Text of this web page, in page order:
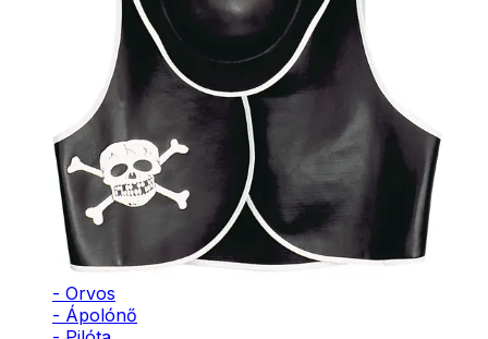
- Angyal
- Csontváz
- Ördög
- Bohóc
- Vámpír
- Kaszás
- Szellem
- Cowboy
- Cowgirl
- Gésa
- Varázsló
- Orvos
- Ápolónő